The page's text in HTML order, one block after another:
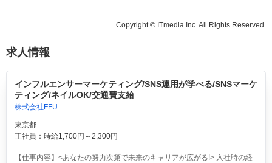
Copyright © ITmedia Inc. All Rights Reserved.
求人情報
インフルエンサーマーケティング/SNS運用が学べる/SNSマーケ
ティング/ネイルOK/交通費支給
株式会社FFU
東京都
正社員：時給1,700円～2,300円
【仕事内容】<あなたの努力次第で未来のキャリアが広がる!> 入社時の経